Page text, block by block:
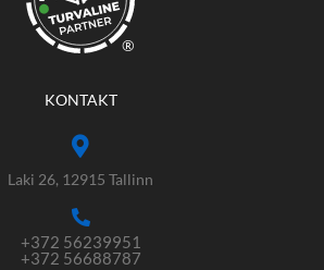
®
KONTAKT
Laki 26, 12915 Tallinn
+372 56239951
+372 56688787